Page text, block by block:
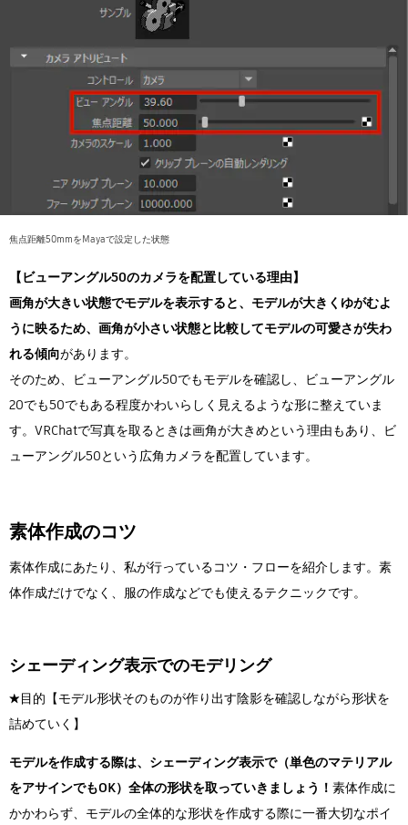
焦点距離50mmをMayaで設定した状態
【ビューアングル50のカメラを配置している理由】
画角が大きい状態でモデルを表示すると、モデルが大きくゆがむよ
うに映るため、画角が小さい状態と比較してモデルの可愛さが失わ
れる傾向があります。
そのため、ビューアングル50でもモデルを確認し、ビューアングル
20でも50でもある程度かわいらしく見えるような形に整えていま
す。VRChatで写真を取るときは画角が大きめという理由もあり、ビ
ューアングル50という広角カメラを配置しています。
素体作成のコツ
素体作成にあたり、私が行っているコツ・フローを紹介します。素
体作成だけでなく、服の作成などでも使えるテクニックです。
シェーディング表示でのモデリング
★目的【モデル形状そのものが作り出す陰影を確認しながら形状を
詰めていく】
モデルを作成する際は、シェーディング表示で（単色のマテリアル
をアサインでもOK）全体の形状を取っていきましょう！ 素体作成に
かかわらず、モデルの全体的な形状を作成する際に一番大切なポイ